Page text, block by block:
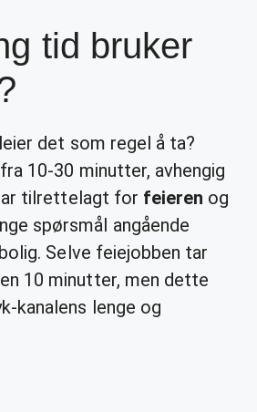
tid bruker
det som regel å ta?
10-30 minutter, avhengig
tilrettelagt for feieren og
spørsmål angående
Selve feiejobben tar
10 minutter, men dette
kanalens lenge og